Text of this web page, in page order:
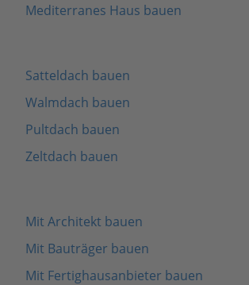
Mediterranes Haus bauen
Satteldach bauen
Walmdach bauen
Pultdach bauen
Zeltdach bauen
Mit Architekt bauen
Mit Bauträger bauen
Mit Fertighausanbieter bauen